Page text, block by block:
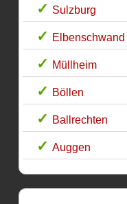
Sulzburg
Elbenschwand
Müllheim
Böllen
Ballrechten
Auggen